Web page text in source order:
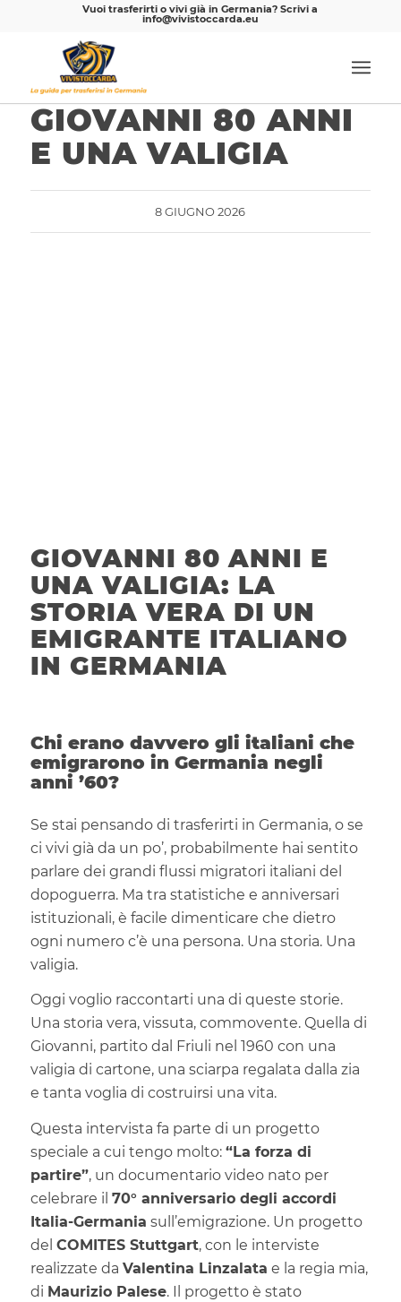
Vuoi trasferirti o vivi già in Germania? Scrivi a
info@vivistoccarda.eu
GIOVANNI 80 ANNI
E UNA VALIGIA
8 GIUGNO 2026
GIOVANNI 80 ANNI E
UNA VALIGIA: LA
STORIA VERA DI UN
EMIGRANTE ITALIANO
IN GERMANIA
Chi erano davvero gli italiani che
emigrarono in Germania negli
anni ’60?
Se stai pensando di trasferirti in Germania, o se
ci vivi già da un po’, probabilmente hai sentito
parlare dei grandi flussi migratori italiani del
dopoguerra. Ma tra statistiche e anniversari
istituzionali, è facile dimenticare che dietro
ogni numero c’è una persona. Una storia. Una
valigia.
Oggi voglio raccontarti una di queste storie.
Una storia vera, vissuta, commovente. Quella di
Giovanni, partito dal Friuli nel 1960 con una
valigia di cartone, una sciarpa regalata dalla zia
e tanta voglia di costruirsi una vita.
Questa intervista fa parte di un progetto
speciale a cui tengo molto: “La forza di
partire”, un documentario video nato per
celebrare il 70° anniversario degli accordi
Italia-Germania sull’emigrazione. Un progetto
del COMITES Stuttgart, con le interviste
realizzate da Valentina Linzalata e la regia mia,
di Maurizio Palese. Il progetto è stato